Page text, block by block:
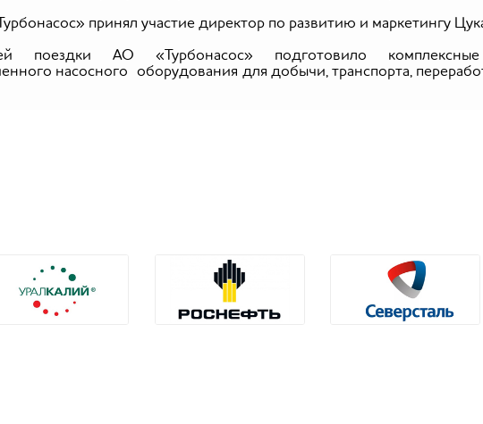
принял участие директор по развитию и маркетингу
поездки АО «Турбонасос» подготовило
насосного оборудования для добычи, транспорта,